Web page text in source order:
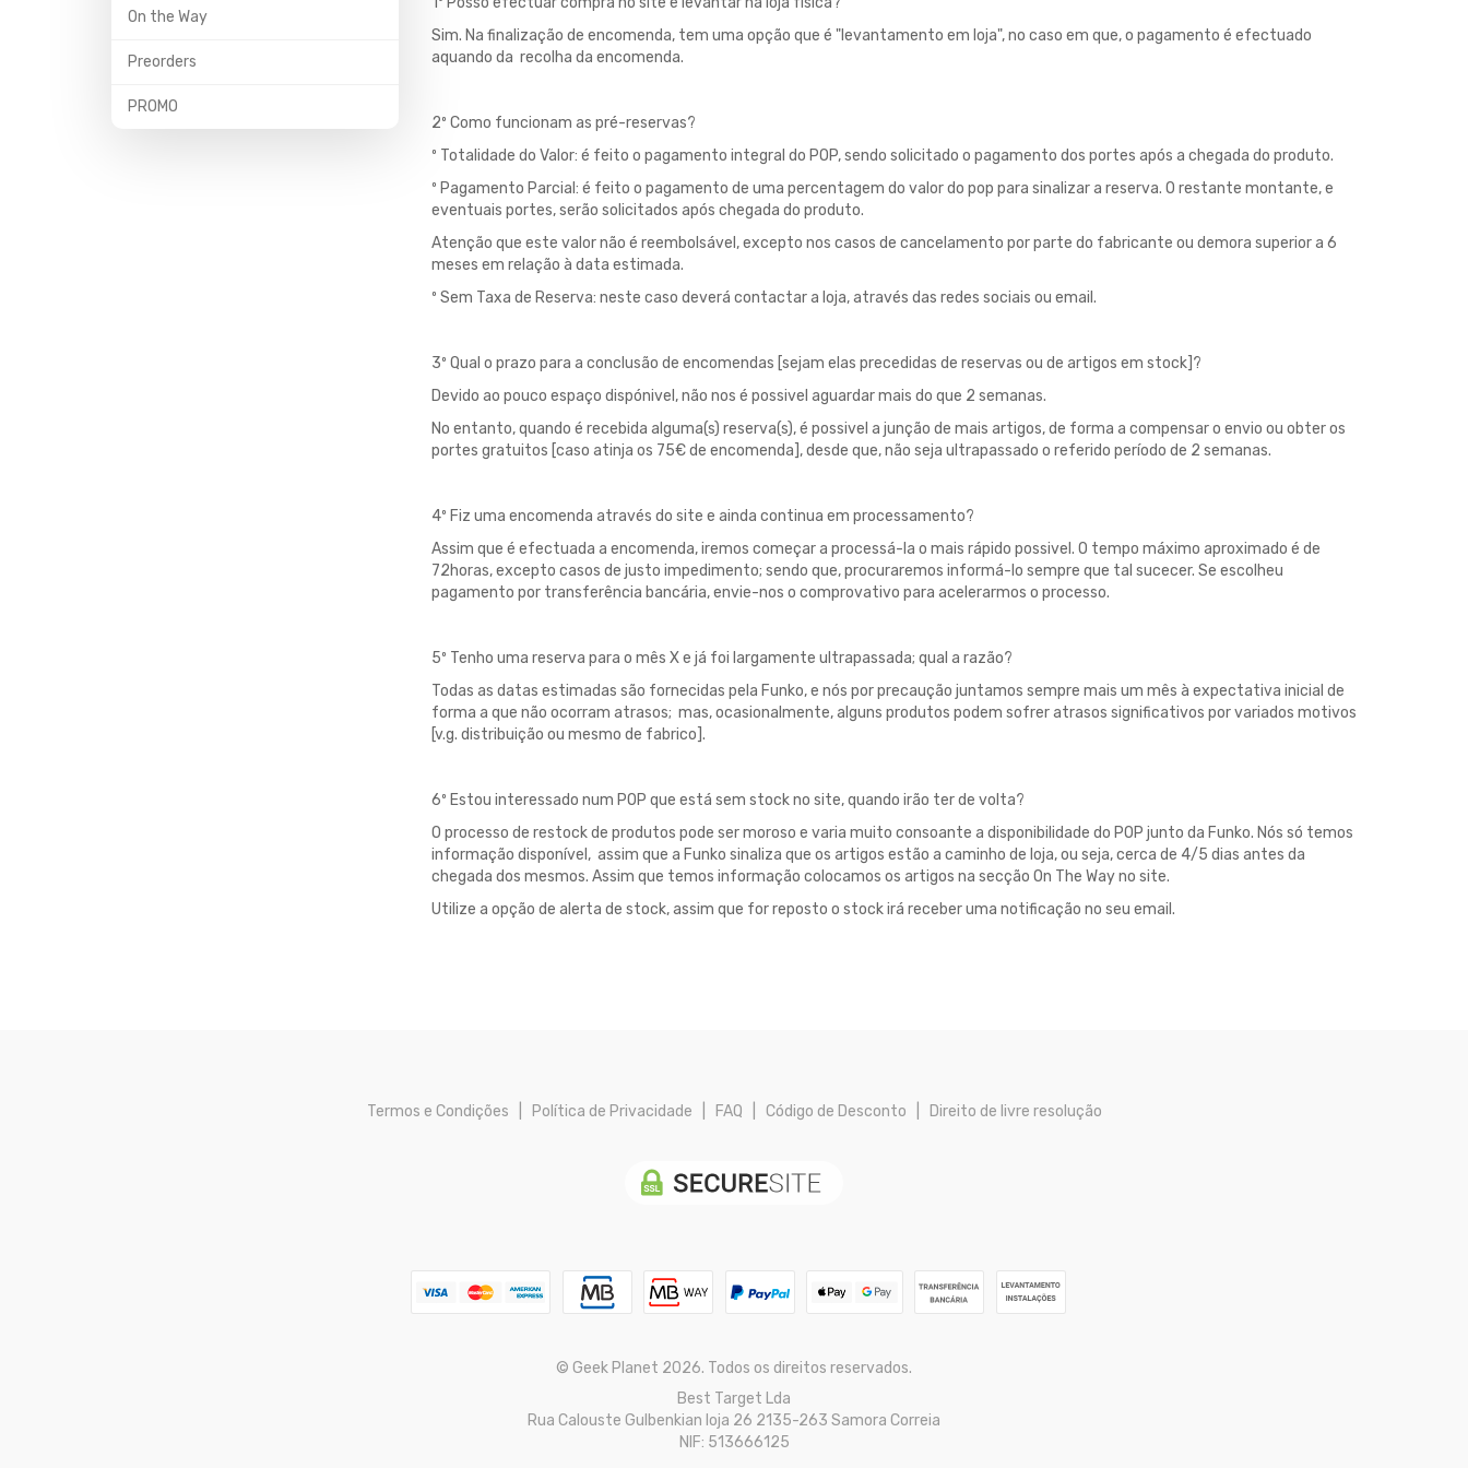
On the Way
Preorders
PROMO
Sim. Na finalização de encomenda, tem uma opção que é "levantamento em loja", no caso em que, o pagamento é efectuado
aquando da recolha da encomenda.
2º Como funcionam as pré-reservas?
º Totalidade do Valor: é feito o pagamento integral do POP, sendo solicitado o pagamento dos portes após a chegada do produto.
º Pagamento Parcial: é feito o pagamento de uma percentagem do valor do pop para sinalizar a reserva. O restante montante, e
eventuais portes, serão solicitados após chegada do produto.
Atenção que este valor não é reembolsável, excepto nos casos de cancelamento por parte do fabricante ou demora superior a 6
meses em relação à data estimada.
º Sem Taxa de Reserva: neste caso deverá contactar a loja, através das redes sociais ou email.
3º Qual o prazo para a conclusão de encomendas [sejam elas precedidas de reservas ou de artigos em stock]?
Devido ao pouco espaço dispónivel, não nos é possivel aguardar mais do que 2 semanas.
No entanto, quando é recebida alguma(s) reserva(s), é possivel a junção de mais artigos, de forma a compensar o envio ou obter os
portes gratuitos [caso atinja os 75€ de encomenda], desde que, não seja ultrapassado o referido período de 2 semanas.
4º Fiz uma encomenda através do site e ainda continua em processamento?
Assim que é efectuada a encomenda, iremos começar a processá-la o mais rápido possivel. O tempo máximo aproximado é de
72horas, excepto casos de justo impedimento; sendo que, procuraremos informá-lo sempre que tal sucecer. Se escolheu
pagamento por transferência bancária, envie-nos o comprovativo para acelerarmos o processo.
5º Tenho uma reserva para o mês X e já foi largamente ultrapassada; qual a razão?
Todas as datas estimadas são fornecidas pela Funko, e nós por precaução juntamos sempre mais um mês à expectativa inicial de
forma a que não ocorram atrasos; mas, ocasionalmente, alguns produtos podem sofrer atrasos significativos por variados motivos
[v.g. distribuição ou mesmo de fabrico].
6º Estou interessado num POP que está sem stock no site, quando irão ter de volta?
O processo de restock de produtos pode ser moroso e varia muito consoante a disponibilidade do POP junto da Funko. Nós só temos
informação disponível, assim que a Funko sinaliza que os artigos estão a caminho de loja, ou seja, cerca de 4/5 dias antes da
chegada dos mesmos. Assim que temos informação colocamos os artigos na secção On The Way no site.
Utilize a opção de alerta de stock, assim que for reposto o stock irá receber uma notificação no seu email.
Termos e Condições Política de Privacidade FAQ Código de Desconto Direito de livre resolução
© Geek Planet 2026. Todos os direitos reservados.
Best Target Lda
Rua Calouste Gulbenkian loja 26 2135-263 Samora Correia
NIF: 513666125